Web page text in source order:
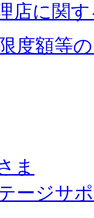
店に関
度額等
ま
ージサ